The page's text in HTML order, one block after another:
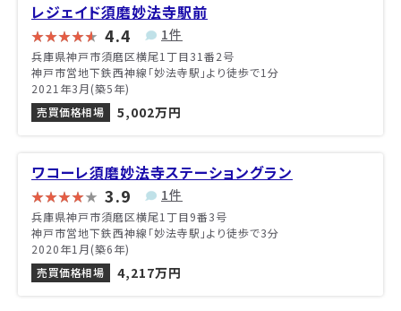
レジェイド須磨妙法寺駅前
4.4 1件
兵庫県神戸市須磨区横尾1丁目31番2号
神戸市営地下鉄西神線「妙法寺駅」より徒歩で1分
2021年3月(築5年)
売買価格相場
5,002万円
ワコーレ須磨妙法寺ステーショングラン
3.9 1件
兵庫県神戸市須磨区横尾1丁目9番3号
神戸市営地下鉄西神線「妙法寺駅」より徒歩で3分
2020年1月(築6年)
売買価格相場
4,217万円